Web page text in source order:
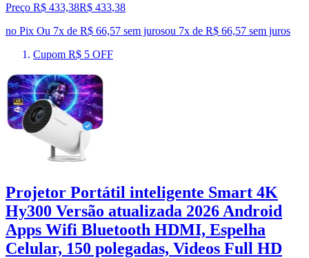
Preço R$ 433,38R$ 433,38
no Pix Ou 7x de R$ 66,57 sem jurosou 7x de R$ 66,57 sem juros
Cupom R$ 5 OFF
Projetor Portátil inteligente Smart 4K
Hy300 Versão atualizada 2026 Android
Apps Wifi Bluetooth HDMI, Espelha
Celular, 150 polegadas, Videos Full HD